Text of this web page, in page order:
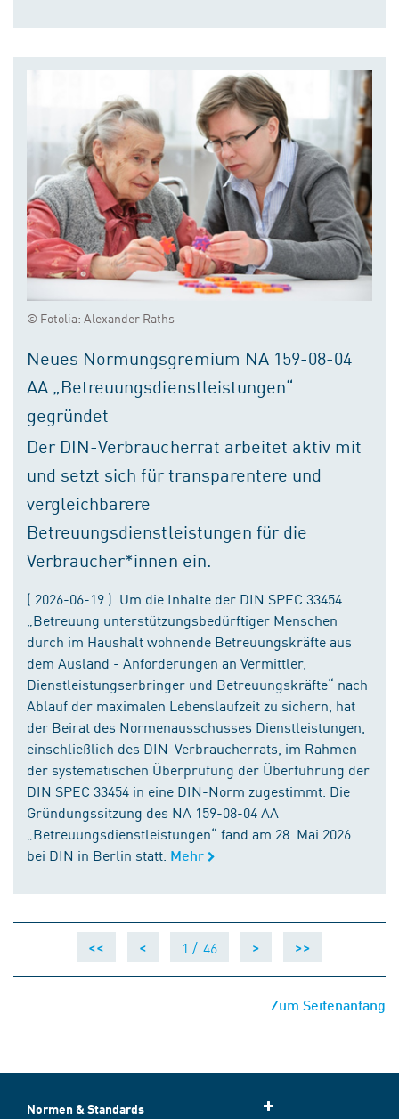
© Fotolia: Alexander Raths
Neues Normungsgremium NA 159-08-04
AA „Betreuungsdienstleistungen“
gegründet
Der DIN-Verbraucherrat arbeitet aktiv mit
und setzt sich für transparentere und
vergleichbarere
Betreuungsdienstleistungen für die
Verbraucher*innen ein.
( 2026-06-19 ) Um die Inhalte der DIN SPEC 33454
„Betreuung unterstützungsbedürftiger Menschen
durch im Haushalt wohnende Betreuungskräfte aus
dem Ausland - Anforderungen an Vermittler,
Dienstleistungserbringer und Betreuungskräfte“ nach
Ablauf der maximalen Lebenslaufzeit zu sichern, hat
der Beirat des Normenausschusses Dienstleistungen,
einschließlich des DIN-Verbraucherrats, im Rahmen
der systematischen Überprüfung der Überführung der
DIN SPEC 33454 in eine DIN-Norm zugestimmt. Die
Gründungssitzung des NA 159-08-04 AA
„Betreuungsdienstleistungen“ fand am 28. Mai 2026
bei DIN in Berlin statt. Mehr
<< < 1 / 46 > >>
Zum Seitenanfang
Normen & Standards